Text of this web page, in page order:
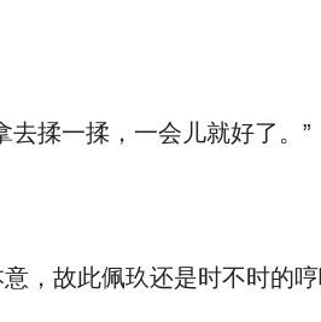
揉一揉，一会儿就好了。”
，故此佩玖还是时不时的哼